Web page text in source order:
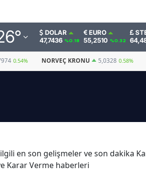
°
DOLAR
47,7436 %0.18
EURO
55,2510 %0.32
0.54% NORVEÇ KRONU 5,0328 0.58%
en son gelişmeler ve son dakika
Karar Verme haberleri